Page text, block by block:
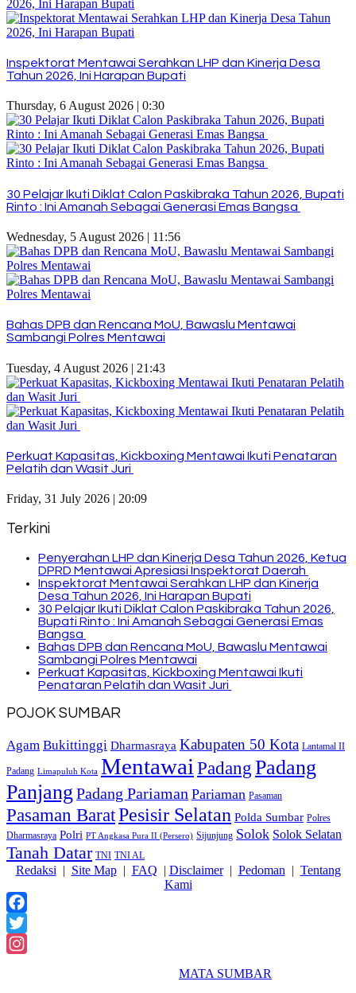
Inspektorat Mentawai Serahkan LHP dan Kinerja Desa
Tahun 2026, Ini Harapan Bupati
Thursday, 6 August 2026 | 0:30
30 Pelajar Ikuti Diklat Calon Paskibraka Tahun 2026, Bupati
Rinto : Ini Amanah Sebagai Generasi Emas Bangsa
Wednesday, 5 August 2026 | 11:56
Bahas DPB dan Rencana MoU, Bawaslu Mentawai
Sambangi Polres Mentawai
Tuesday, 4 August 2026 | 21:43
Perkuat Kapasitas, Kickboxing Mentawai Ikuti Penataran
Pelatih dan Wasit Juri
Friday, 31 July 2026 | 20:09
Terkini
Penyerahan LHP dan Kinerja Desa Tahun 2026, Ketua
DPRD Mentawai Apresiasi Inspektorat Daerah
Inspektorat Mentawai Serahkan LHP dan Kinerja
Desa Tahun 2026, Ini Harapan Bupati
30 Pelajar Ikuti Diklat Calon Paskibraka Tahun 2026,
Bupati Rinto : Ini Amanah Sebagai Generasi Emas
Bangsa
Bahas DPB dan Rencana MoU, Bawaslu Mentawai
Sambangi Polres Mentawai
Perkuat Kapasitas, Kickboxing Mentawai Ikuti
Penataran Pelatih dan Wasit Juri
POJOK SUMBAR
Agam Bukittinggi Dharmasraya Kabupaten 50 Kota Lantamal II
Padang Limapuluh Kota Mentawai PadangPadang
Panjang Padang Pariaman Pariaman Pasaman
Pasaman BaratPesisir Selatan Polda Sumbar Polres
Dharmasraya Polri PT Angkasa Pura II (Persero) Sijunjung Solok Solok Selatan
Tanah Datar TNI TNI AL
Redaksi | Site Map| FAQ | Disclaimer| Pedoman | Tentang
Kami
Facebook
Twitter
MATA SUMBAR